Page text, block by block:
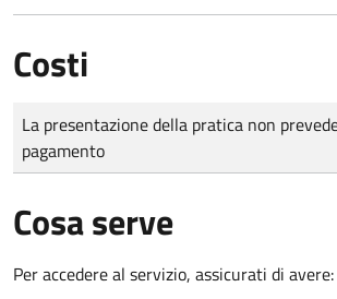
Costi
Tipo di pagamento
Importo
La presentazione della pratica non
pagamento
Cosa serve
Per accedere al servizio, assicurati di avere: